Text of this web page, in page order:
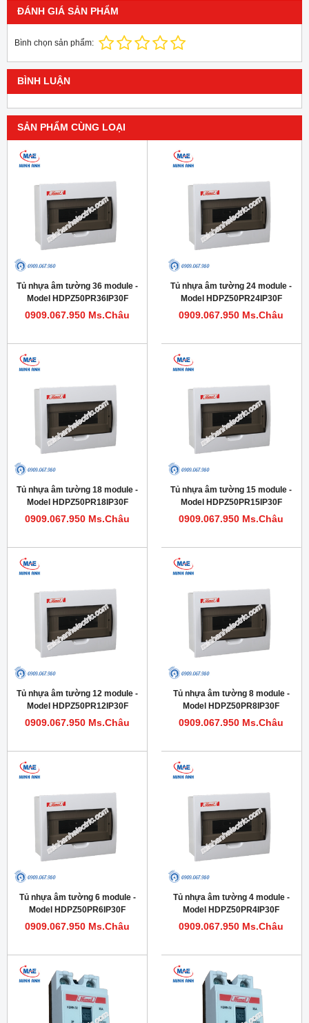
ĐÁNH GIÁ SẢN PHẨM
Bình chọn sản phẩm:
BÌNH LUẬN
SẢN PHẨM CÙNG LOẠI
Tủ nhựa âm tường 36 module -
Model HDPZ50PR36IP30F
0909.067.950 Ms.Châu
Tủ nhựa âm tường 24 module -
Model HDPZ50PR24IP30F
0909.067.950 Ms.Châu
Tủ nhựa âm tường 18 module -
Model HDPZ50PR18IP30F
0909.067.950 Ms.Châu
Tủ nhựa âm tường 15 module -
Model HDPZ50PR15IP30F
0909.067.950 Ms.Châu
Tủ nhựa âm tường 12 module -
Model HDPZ50PR12IP30F
0909.067.950 Ms.Châu
Tủ nhựa âm tường 8 module -
Model HDPZ50PR8IP30F
0909.067.950 Ms.Châu
Tủ nhựa âm tường 6 module -
Model HDPZ50PR6IP30F
0909.067.950 Ms.Châu
Tủ nhựa âm tường 4 module -
Model HDPZ50PR4IP30F
0909.067.950 Ms.Châu